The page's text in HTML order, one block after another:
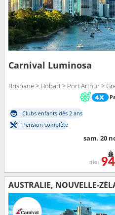
Carnival Luminosa
Brisbane > Hobart > Port Arthur >
Clubs enfants dès 2 ans
Pension complète
sam. 20
dès